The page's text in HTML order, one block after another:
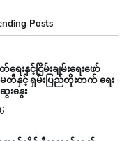
Posts
နှင့်ငြိမ်းချမ်းရေးဖော်
တီနှင့် ရှမ်းပြည်တိုးတက် ရေး
းနွေး